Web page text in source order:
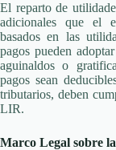
El reparto de
adicionales que el
basados en las
pagos pueden
aguinaldos o
pagos sean
tributarios, deben
LIR.
Marco Legal sobre